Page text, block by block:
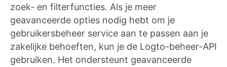
zoek- en filterfuncties. Als je meer
geavanceerde opties nodig hebt om je
gebruikersbeheer service aan te passen aan je
zakelijke behoeften, kun je de Logto-beheer-API
gebruiken. Het ondersteunt geavanceerde